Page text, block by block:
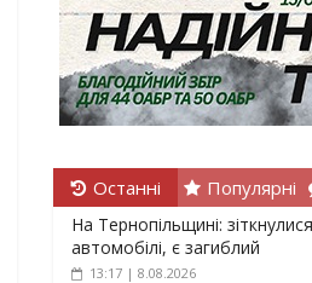
Останні Популярні
На Тернопільщині:
автомобілі, є загиблий
13:17 | 8.08.2026